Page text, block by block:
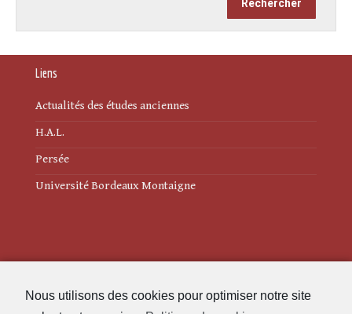
Nous utilisons des cookies pour optimiser notre site
Liens
Actualités des études anciennes
H.A.L.
Persée
Université Bordeaux Montaigne
Politique de cookies (UE)